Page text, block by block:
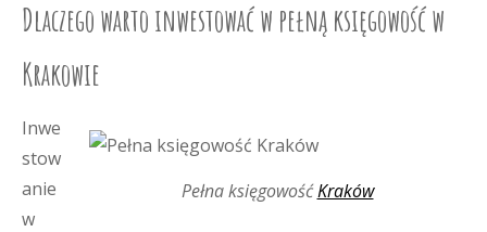
Dlaczego warto inwestować w pełną księgowość w
Krakowie
Pełna księgowośćKraków
Inwe
stow
anie
w